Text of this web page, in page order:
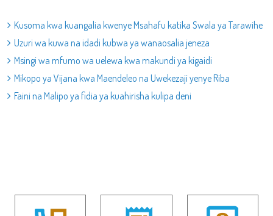
Kusoma kwa kuangalia kwenye Msahafu katika Swala ya Tarawihe
Uzuri wa kuwa na idadi kubwa ya wanaosalia jeneza
Msingi wa mfumo wa uelewa kwa makundi ya kigaidi
Mikopo ya Vijana kwa Maendeleo na Uwekezaji yenye Riba
Faini na Malipo ya fidia ya kuahirisha kulipa deni